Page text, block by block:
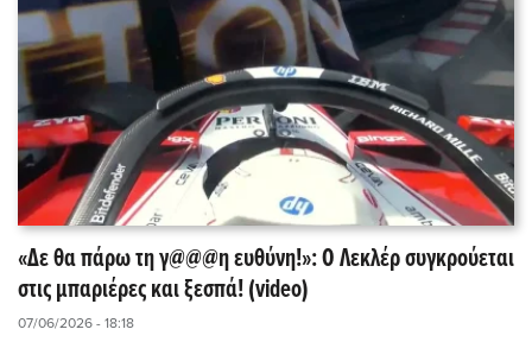
«Δε θα πάρω τη γ@@@η ευθύνη!»: Ο Λεκλέρ συγκρούεται
στις μπαριέρες και ξεσπά! (video)
07/06/2026 - 18:18